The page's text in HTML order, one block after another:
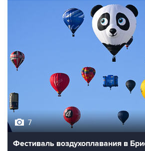
7
Фестиваль воздухоплавания в